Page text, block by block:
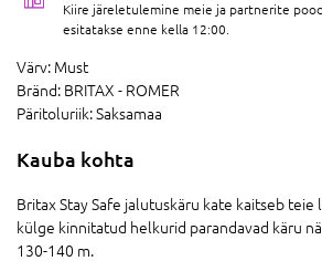
Kiire järeletulemine meie ja partnerite
esitatakse enne kella 12:00.
Värv: Must
Bränd: BRITAX - ROMER
Päritoluriik:Saksamaa
Kauba kohta
Britax Stay Safe jalutuskäru kate kaitseb teie
külge kinnitatud helkurid parandavad käru
130-140 m.